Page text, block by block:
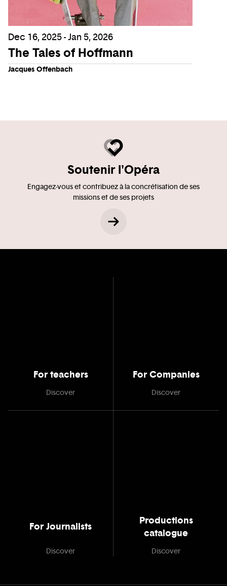
Dec 16, 2025 - Jan 5, 2026
The Tales of Hoffmann
Jacques Offenbach
Soutenir l'Opéra
Engagez-vous et contribuez à la concrétisation de ses
missions et de ses projets
For teachers
Discover
For Companies
Discover
For Journalists
Discover
Productions
catalogue
Discover